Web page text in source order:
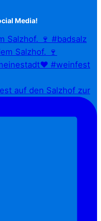
Media!
Salzhof. 🍷 #badsalz
auf den Salzhof zur